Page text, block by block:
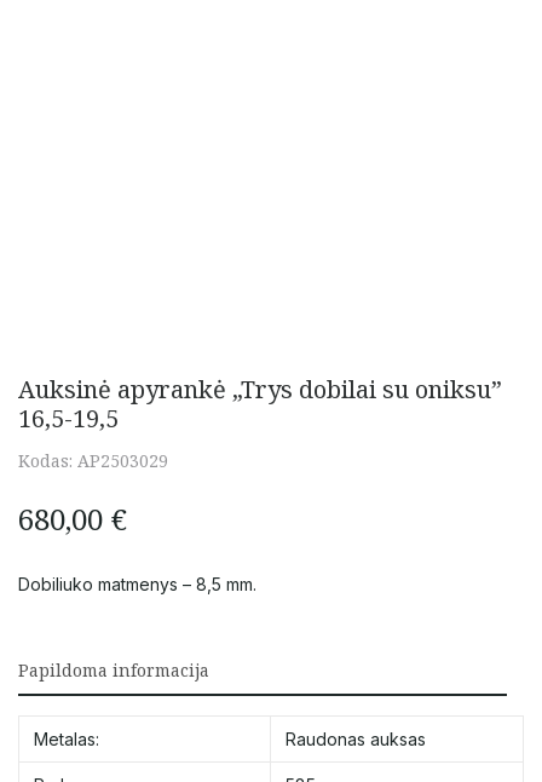
Auksinė apyrankė „Trys dobilai su oniksu”
16,5-19,5
Kodas: AP2503029
680,00 €
Dobiliuko matmenys – 8,5 mm.
Papildoma informacija
Metalas: Raudonas auksas